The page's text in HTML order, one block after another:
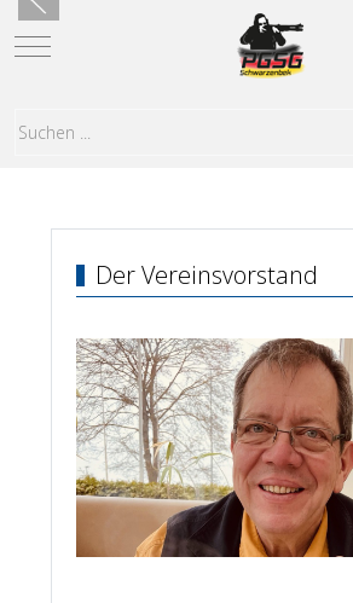
Mobile Menu Toggle
Der Vereinsvorstand